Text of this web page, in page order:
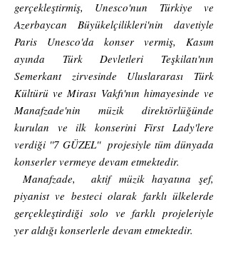
gerçekleştirmiş, Unesco'nun Türkiye ve
Azerbaycan Büyükelçilikleri'nin davetiyle
Paris Unesco'da konser vermiş, Kasım
ayında Türk Devletleri Teşkilatı'nın
Semerkant zirvesinde Uluslararası Türk
Kültürü ve Mirası Vakfı'nın himayesinde ve
Manafzade'nin müzik direktörlüğünde
kurulan ve ilk konserini First Lady'lere
verdiği ''7 GÜZEL'' projesiyle tüm dünyada
konserler vermeye devam etmektedir.
Manafzade, aktifmüzik hayatına şef,
piyanist ve besteci olarak farklı ülkelerde
gerçekleştirdiği solo ve farklı projeleriyle
yer aldığı konserlerle devam etmektedir.